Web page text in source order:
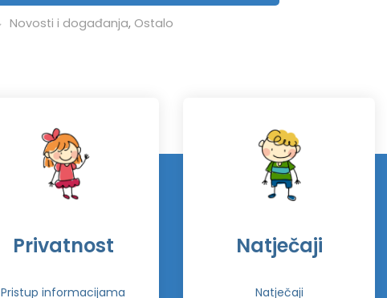
Novosti i događanja, Ostalo
Privatnost
Pristup informacijama
Natječaji
Natječaji